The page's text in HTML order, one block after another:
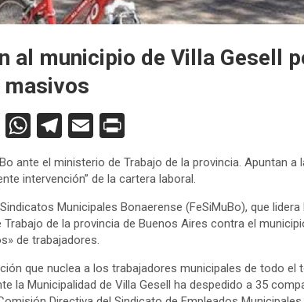
al municipio de Villa Gesell
T
wi
tt
er
W
h
at
s
A
p
p
T
el
e
gr
a
m
E
m
ail
in
tF
ri
e
dl
ante el ministerio de Trabajo de la provincia. Apuntan
intervención” de la cartera laboral.
Municipales Bonaerense (FeSiMuBo), que lidera
Trabajo de la provincia de Buenos Aires contra el
de trabajadores.
que nuclea a los trabajadores municipales de todo el
la Municipalidad de Villa Gesell ha despedido a 35